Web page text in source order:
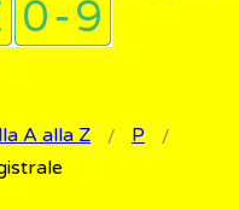
A alla Z
P